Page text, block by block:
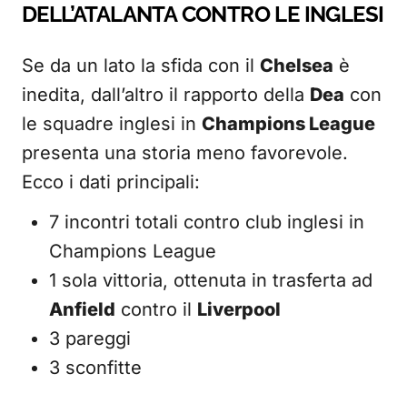
DELL’ATALANTA CONTRO LE INGLESI
Se da un lato la sfida con il Chelsea è
inedita, dall’altro il rapporto della Dea con
le squadre inglesi in Champions League
presenta una storia meno favorevole.
Ecco i dati principali:
7 incontri totali contro club inglesi in
Champions League
1 sola vittoria, ottenuta in trasferta ad
Anfield contro il Liverpool
3 pareggi
3 sconfitte